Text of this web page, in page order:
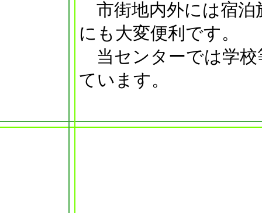
市街地内外には宿泊
にも大変便利です。
当センターでは学校
ています。